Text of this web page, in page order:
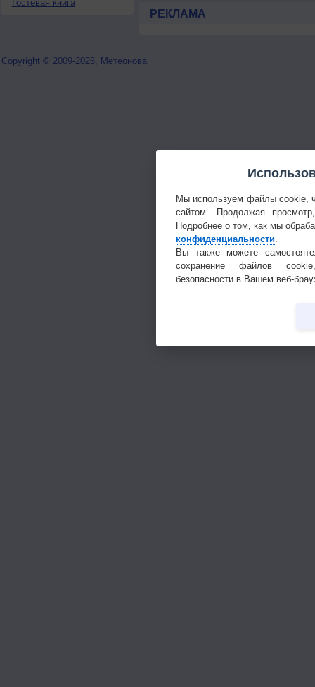
Гостевая книга
РЕКЛАМА
Copyright © 2009-2026, Метеонова
Мы используем файлы cookie,
сайтом. Продолжая
Подробнее о том, как мы
конфиденциальности
Вы также можете
сохранение файлов
безопасности в Вашем веб-